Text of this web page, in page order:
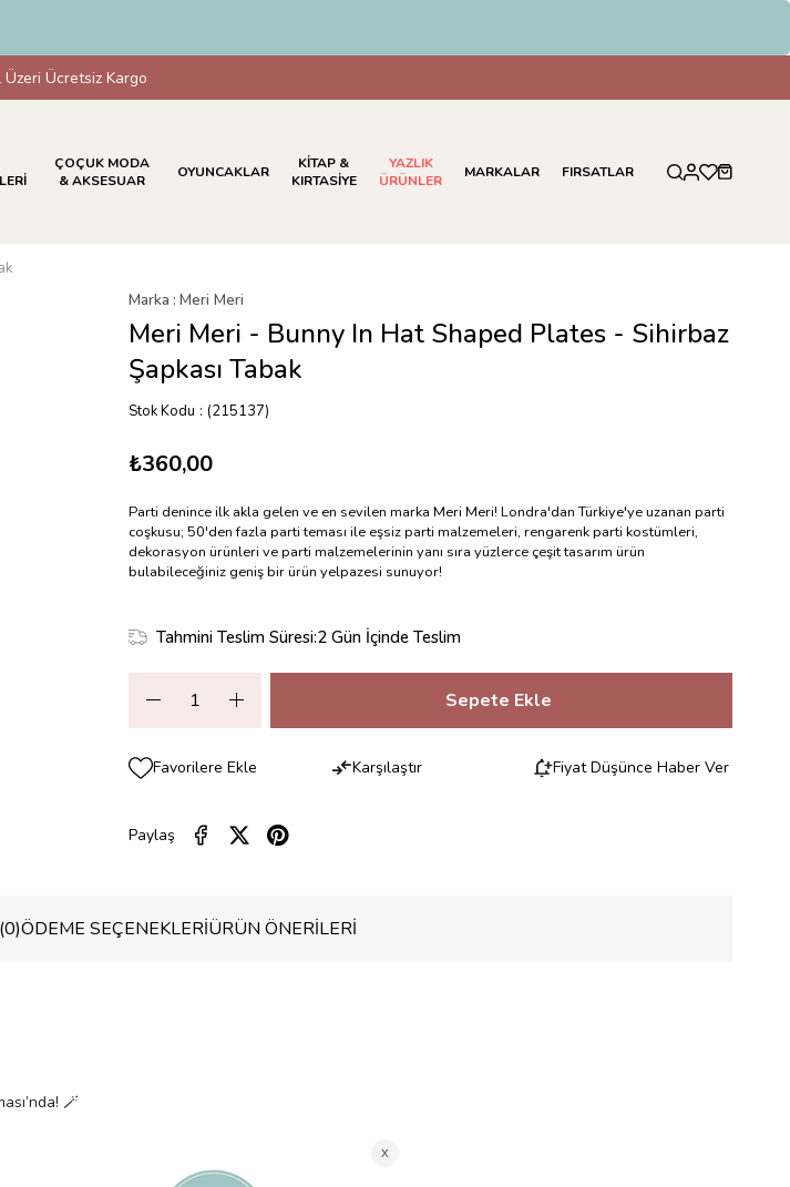
Üzeri Ücretsiz Kargo
ÇOÇUK MODA
& AKSESUAR
OYUNCAKLAR
KİTAP &
KIRTASİYE
YAZLIK
ÜRÜNLER
MARKALAR FIRSATLAR
Marka : Meri Meri
Meri Meri - Bunny In Hat Shaped Plates - Sihirbaz
Şapkası Tabak
Stok Kodu (215137)
₺360,00
Parti denince ilk akla gelen ve en sevilen marka Meri Meri! Londra'dan Türkiye'ye uzanan parti
coşkusu; 50'den fazla parti teması ile eşsiz parti malzemeleri, rengarenk parti kostümleri,
dekorasyon ürünleri ve parti malzemelerinin yanı sıra yüzlerce çeşit tasarım ürün
bulabileceğiniz geniş bir ürün yelpazesi sunuyor!
Tahmini Teslim Süresi:2 Gün İçinde Teslim
Favorilere Ekle Karşılaştır Fiyat Düşünce Haber Ver
Paylaş
ÖDEME SEÇENEKLERIÜRÜN ÖNERILERI
🪄